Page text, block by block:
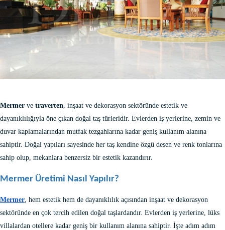
Mermer ve traverten, inşaat ve dekorasyon sektöründe estetik ve
dayanıklılığıyla öne çıkan doğal taş türleridir. Evlerden iş yerlerine, zemin ve
duvar kaplamalarından mutfak tezgahlarına kadar geniş kullanım alanına
sahiptir. Doğal yapıları sayesinde her taş kendine özgü desen ve renk tonlarına
sahip olup, mekanlara benzersiz bir estetik kazandırır.
Mermer Üretimi Nasıl Yapılır?
Mermer , hem estetik hem de dayanıklılık açısından inşaat ve dekorasyon
sektöründe en çok tercih edilen doğal taşlardandır. Evlerden iş yerlerine, lüks
villalardan otellere kadar geniş bir kullanım alanına sahiptir. İşte adım adım